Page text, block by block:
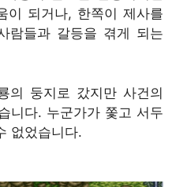
이 되거나, 한쪽이 제사를
람들과 갈등을 겪게 되는
의 둥지로 갔지만 사건의
니다. 누군가가 쫓고 서두
없었습니다.